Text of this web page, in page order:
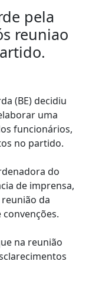
pela
reuniao
(BE) decidiu
uma
funcionários,
no partido.
do
de imprensa,
da
na reunião